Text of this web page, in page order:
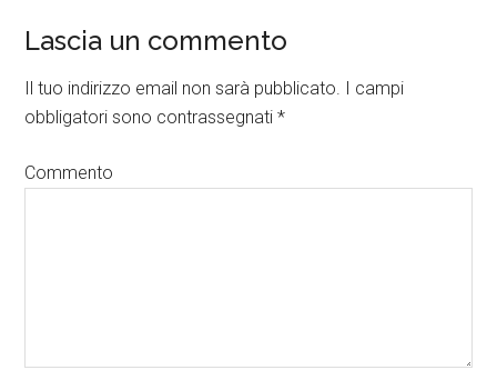
Lascia un commento
Il tuo indirizzo email non sarà pubblicato. I campi
obbligatori sono contrassegnati*
Commento